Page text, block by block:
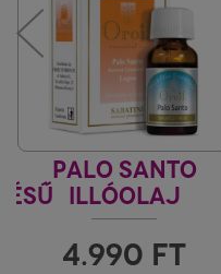
PALO SANTO
ILLÓOLAJ
FIORE D'ORIENTE
4.990 FT